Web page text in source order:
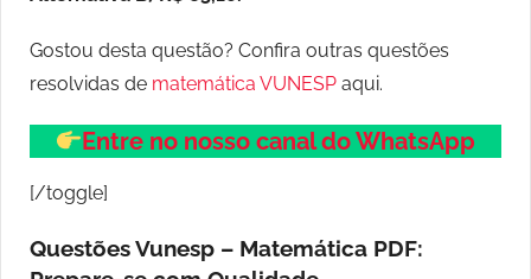
Gostou desta questão? Confira outras questões
resolvidas de matemática VUNESP aqui.
Entre no nosso canal do WhatsApp
[/toggle]
Questões Vunesp – Matemática PDF: